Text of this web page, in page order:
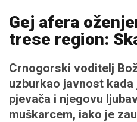
Gej afera
trese region:
Crnogorski voditelj
uzburkao javnost
pjevača i njegovu
muškarcem, iako je